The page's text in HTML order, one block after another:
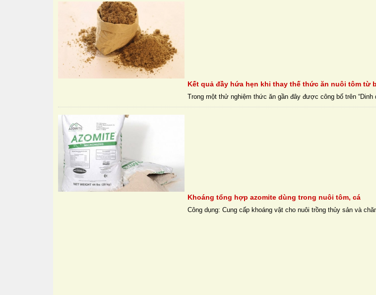
Kết quả đầy hứa hẹn khi thay thế thức ăn nuôi tôm từ
Trong một thử nghiệm thức ăn gần đây được công bố trên
Khoáng tổng hợp azomite dùng trong nuôi tôm, cá
Công dụng: Cung cấp khoáng vật cho nuôi trồng thủy sản và